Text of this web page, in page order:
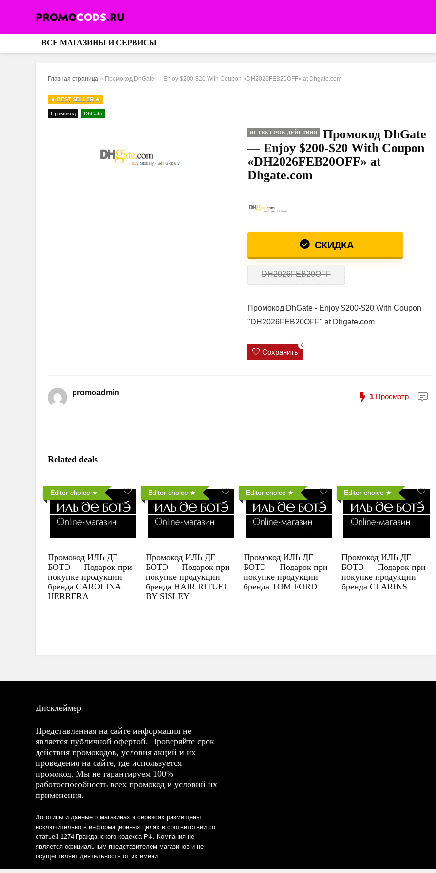
ВСЕ МАГАЗИНЫ И СЕРВИСЫ
Главная страница » Промокод DhGate — Enjoy $200-$20 With Coupon «DH2026FEB20OFF» at Dhgate.com
BEST SELLER
Промокод DhGate
ИСТЕК СРОК ДЕЙСТВИЯ
Промокод DhGate
— Enjoy $200-$20 With Coupon
«DH2026FEB20OFF» at
Dhgate.com
СКИДКА
DH2026FEB20OFF
Промокод DhGate - Enjoy $200-$20 With Coupon
"DH2026FEB20OFF" at Dhgate.com
Сохранить
0
promoadmin 1 Просмотр
Related deals
Editor choice
Промокод ИЛЬ ДЕ
БОТЭ — Подарок при
покупке продукции
бренда CAROLINA
HERRERA
Editor choice
Промокод ИЛЬ ДЕ
БОТЭ — Подарок при
покупке продукции
бренда HAIR RITUEL
BY SISLEY
Editor choice
Промокод ИЛЬ ДЕ
БОТЭ — Подарок при
покупке продукции
бренда TOM FORD
Editor choice
Промокод ИЛЬ ДЕ
БОТЭ — Подарок при
покупке продукции
бренда CLARINS
Дисклеймер
Представленная на сайте информация не
является публичной офертой. Проверяйте срок
действия промокодов, условия акций и их
проведения на сайте, где используется
промокод. Мы не гарантируем 100%
работоспособность всех промокод и условий их
применения.
Логотипы и данные о магазинах и сервисах размещены
исключительно в информационных целях в соответствии со
статьей 1274 Гражданского кодекса РФ. Компания не
является официальным представителем магазинов и не
осуществляет деятельность от их имени.